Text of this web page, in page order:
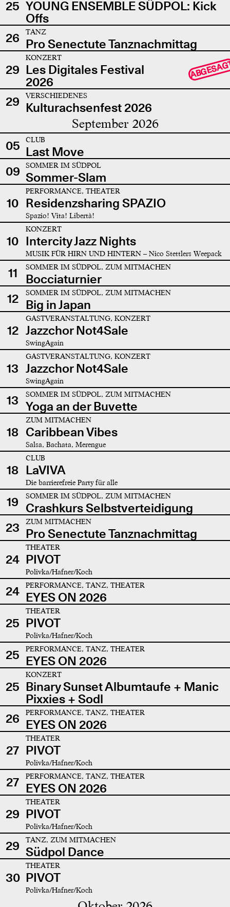
25 YOUNG ENSEMBLE SÜDPOL: Kick
Offs
26
TANZ
Pro Senectute Tanznachmittag
29
KONZERT
Les Digitales Festival
2026
29 VERSCHIEDENES
Kulturachsenfest 2026
September 2026
05 CLUB
Last Move
09
SOMMER IM SÜDPOL
Sommer-Slam
10
PERFORMANCE, THEATER
Residenzsharing SPAZIO
Spazio! Vita! Libertà!
10
KONZERT
Intercity Jazz Nights
MUSIK FÜR HIRN UND HINTERN – Nico Stettlers Weepack
11 SOMMER IM SÜDPOL, ZUM MITMACHEN
Bocciaturnier
12
SOMMER IM SÜDPOL, ZUM MITMACHEN
Big in Japan
12
GASTVERANSTALTUNG, KONZERT
Jazzchor Not4Sale
SwingAgain
13
GASTVERANSTALTUNG, KONZERT
Jazzchor Not4Sale
SwingAgain
13 SOMMER IM SÜDPOL, ZUM MITMACHEN
Yoga an der Buvette
18
ZUM MITMACHEN
Caribbean Vibes
Salsa, Bachata, Merengue
18
CLUB
LaVIVA
Die barrierefreie Party für alle
19 SOMMER IM SÜDPOL, ZUM MITMACHEN
Crashkurs Selbstverteidigung
23
ZUM MITMACHEN
Pro Senectute Tanznachmittag
24
THEATER
PIVOT
Polivka/Hafner/Koch
24 PERFORMANCE, TANZ, THEATER
EYES ON 2026
25
THEATER
PIVOT
Polivka/Hafner/Koch
25 PERFORMANCE, TANZ, THEATER
EYES ON 2026
25
KONZERT
Binary Sunset Albumtaufe + Manic
Pixxies + Sodl
26
PERFORMANCE, TANZ, THEATER
EYES ON 2026
27
THEATER
PIVOT
Polivka/Hafner/Koch
27 PERFORMANCE, TANZ, THEATER
EYES ON 2026
29
THEATER
PIVOT
Polivka/Hafner/Koch
29 TANZ, ZUM MITMACHEN
Südpol Dance
30
THEATER
PIVOT
Polivka/Hafner/Koch